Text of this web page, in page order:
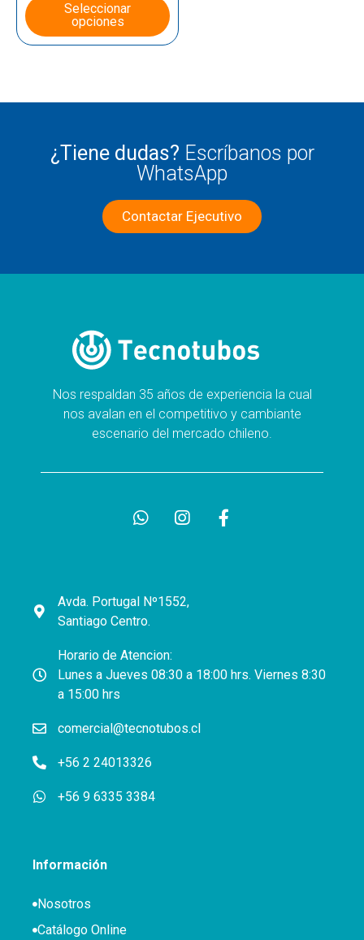
Seleccionar
opciones
¿Tiene dudas? Escríbanos por
WhatsApp
Contactar Ejecutivo
Nos respaldan 35 años de experiencia la cual
nos avalan en el competitivo y cambiante
escenario del mercado chileno.
Avda. Portugal Nº1552,
Santiago Centro.
Horario de Atencion:
Lunes a Jueves 08:30 a 18:00 hrs. Viernes 8:30
a 15:00 hrs
comercial@tecnotubos.cl
+56 2 24013326
+56 9 6335 3384
Información
Nosotros
Catálogo Online